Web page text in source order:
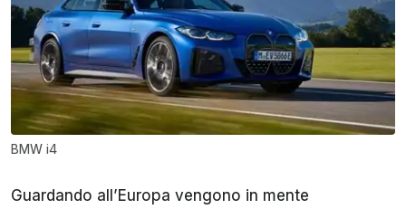
BMW i4
Guardando all’Europa vengono in mente